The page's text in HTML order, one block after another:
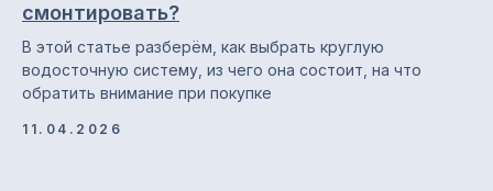
смонтировать?
В этой статье разберём, как выбрать круглую
водосточную систему, из чего она состоит, на что
обратить внимание при покупке
11.04.2026
Навигация по сайту
Главная
О компании
Гарантии и возврат